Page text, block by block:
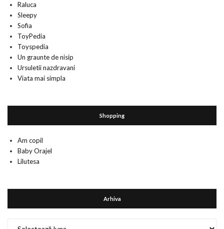
Raluca
Sleepy
Sofia
ToyPedia
Toyspedia
Un graunte de nisip
Ursuletii nazdravani
Viata mai simpla
Shopping
Am copil
Baby Orajel
Lilutesa
Arhiva